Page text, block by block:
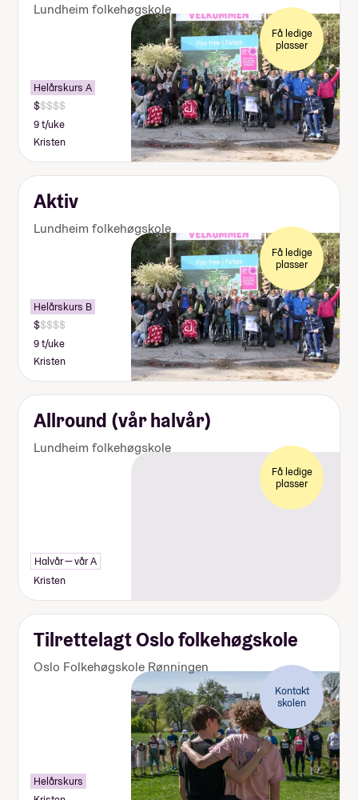
Lundheim folkehøgskole
Få ledige
plasser
Helårskurs A
9 t/uke
Kristen
Aktiv
Lundheim folkehøgskole
Få ledige
plasser
Helårskurs B
9 t/uke
Kristen
Allround (vår halvår)
Lundheim folkehøgskole
Få ledige
plasser
Halvår — vår A
Kristen
Tilrettelagt Oslo folkehøgskole
Oslo Folkehøgskole Rønningen
Kontakt
skolen
Helårskurs